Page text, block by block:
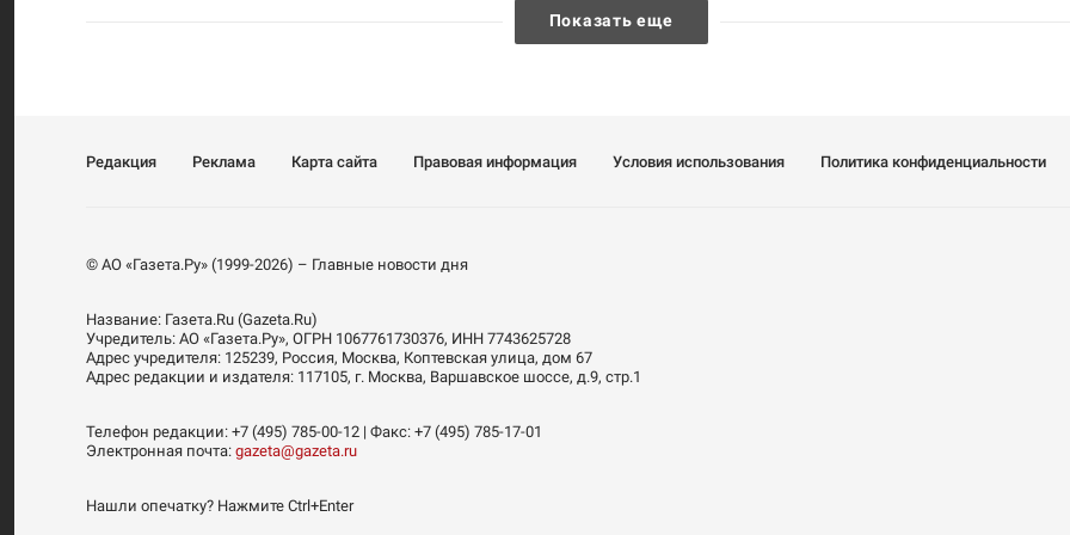
Показать еще
Редакция Реклама Карта сайта Правовая информация Условия использования Политика конфиденциальности
© АО «Газета.Ру» (1999-2026) – Главные новости дня
Название: Газета.Ru (Gazeta.Ru)
Учредитель: АО «Газета.Ру», ОГРН 1067761730376, ИНН 7743625728
Адрес учредителя: 125239, Россия, Москва, Коптевская улица, дом 67
Адрес редакции и издателя: 117105, г. Москва, Варшавское шоссе, д.9, стр.1
Телефон редакции: +7 (495) 785-00-12 | Факс: +7 (495) 785-17-01
Электронная почта: gazeta@gazeta.ru
Нашли опечатку? Нажмите Ctrl+Enter